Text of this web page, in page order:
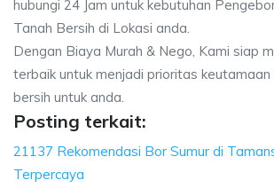
hubungi 24 Jam untuk kebutuhan
Tanah Bersih di Lokasi anda.
Dengan Biaya Murah & Nego, Kami siap
terbaik untuk menjadi prioritas
bersih untuk anda.
Posting terkait:
21137 Rekomendasi Bor Sumur di
Terpercaya